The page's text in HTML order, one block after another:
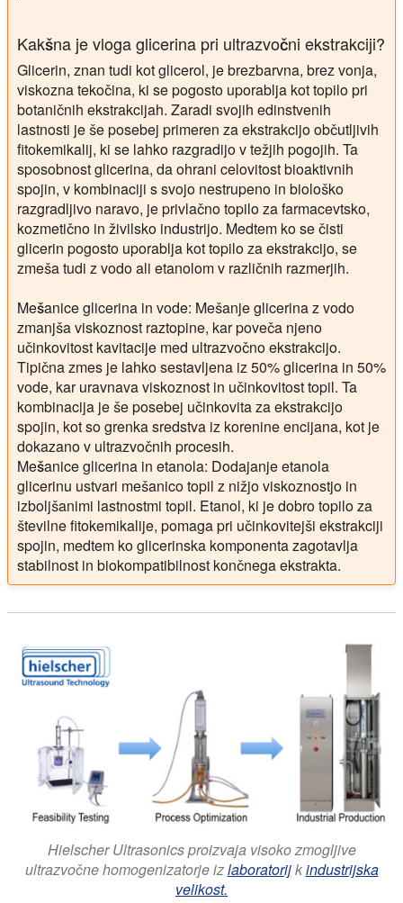
Kakšna je vloga glicerina pri ultrazvočni ekstrakciji?
Glicerin, znan tudi kot glicerol, je brezbarvna, brez vonja,
viskozna tekočina, ki se pogosto uporablja kot topilo pri
botaničnih ekstrakcijah. Zaradi svojih edinstvenih
lastnosti je še posebej primeren za ekstrakcijo občutljivih
fitokemikalij, ki se lahko razgradijo v težjih pogojih. Ta
sposobnost glicerina, da ohrani celovitost bioaktivnih
spojin, v kombinaciji s svojo nestrupeno in biološko
razgradljivo naravo, je privlačno topilo za farmacevtsko,
kozmetično in živilsko industrijo. Medtem ko se čisti
glicerin pogosto uporablja kot topilo za ekstrakcijo, se
zmeša tudi z vodo ali etanolom v različnih razmerjih.
Mešanice glicerina in vode: Mešanje glicerina z vodo
zmanjša viskoznost raztopine, kar poveča njeno
učinkovitost kavitacije med ultrazvočno ekstrakcijo.
Tipična zmes je lahko sestavljena iz 50% glicerina in 50%
vode, kar uravnava viskoznost in učinkovitost topil. Ta
kombinacija je še posebej učinkovita za ekstrakcijo
spojin, kot so grenka sredstva iz korenine encijana, kot je
dokazano v ultrazvočnih procesih.
Mešanice glicerina in etanola: Dodajanje etanola
glicerinu ustvari mešanico topil z nižjo viskoznostjo in
izboljšanimi lastnostmi topil. Etanol, ki je dobro topilo za
številne fitokemikalije, pomaga pri učinkovitejši ekstrakciji
spojin, medtem ko glicerinska komponenta zagotavlja
stabilnost in biokompatibilnost končnega ekstrakta.
Hielscher Ultrasonics proizvaja visoko zmogljive
ultrazvočne homogenizatorje izlaboratorijkindustrijska
velikost.